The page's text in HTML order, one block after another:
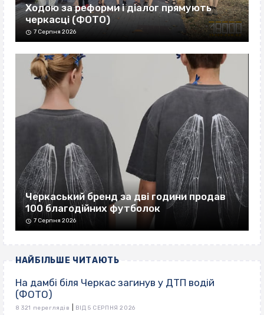
Ходою за реформи і діалог прямують
черкасці (ФОТО)
7 Серпня 2026
Черкаський бренд за дві години продав
100 благодійних футболок
7 Серпня 2026
НАЙБІЛЬШЕ ЧИТАЮТЬ
На дамбі біля Черкас загинув у ДТП водій
(ФОТО)
8 321 переглядів ВІД 5 СЕРПНЯ 2026